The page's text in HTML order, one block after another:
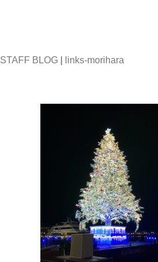
STAFF BLOG links-morihara